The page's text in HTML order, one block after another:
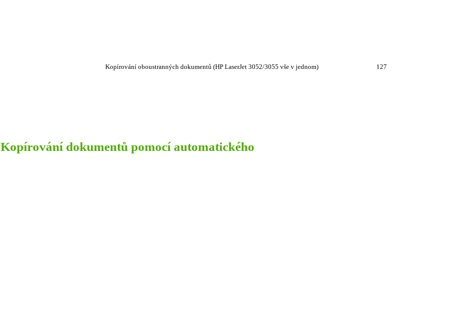
Kopírování oboustranných dokumentů (HP LaserJet 3052/3055 vše v jednom) 127
Kopírování dokumentů pomocí automatického